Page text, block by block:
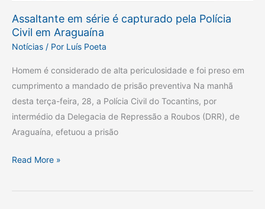
Assaltante em série é capturado pela Polícia
Civil em Araguaína
Notícias / Por Luís Poeta
Homem é considerado de alta periculosidade e foi preso em
cumprimento a mandado de prisão preventiva Na manhã
desta terça-feira, 28, a Polícia Civil do Tocantins, por
intermédio da Delegacia de Repressão a Roubos (DRR), de
Araguaína, efetuou a prisão
Read More »